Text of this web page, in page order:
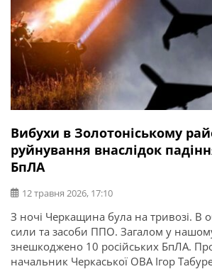
Вибухи в Золотоніському
руйнування внаслідок
БпЛА
12 травня 2026, 17:10
З ночі Черкащина була на тривозі. В
сили та засоби ППО. Загалом у
знешкоджено 10 російських БпЛА.
начальник Черкаської ОВА Ігор